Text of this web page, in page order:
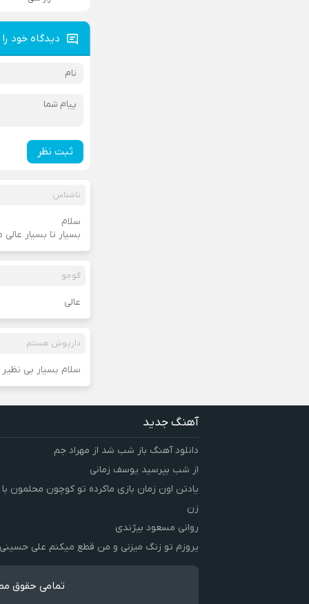
دیدگاه خود
ثبت نظر
ناشناس
سلام
بسیار تا بسیار
گوجو
عالی
داریوش هستم
سلام بسیار بی نظیر
آهنگ جدید
دانلود آهنگ باز شب شد از مهراد جم
از شب بپرسید یوسف زمانی
یادتن اون زمان بازی ماکرده تو کوچون محلمون
زن
روانی مسعود بیژندی
یروزم تو زنگ میزنی و من قطع میکنم علی حسینی
تمامی حقوق